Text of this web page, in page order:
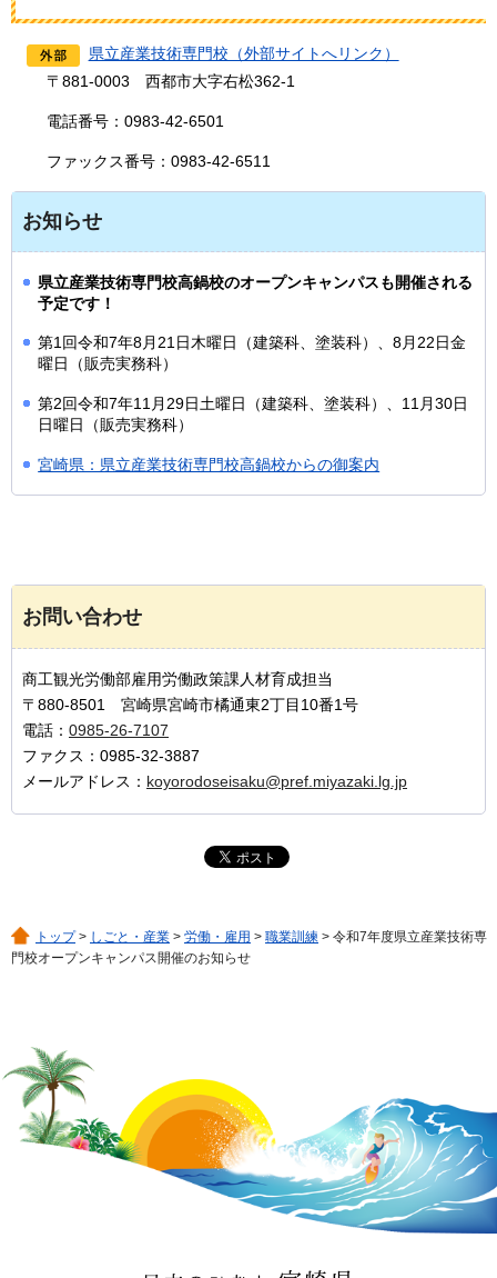
県立産業技術専門校（外部サイトへリンク）
〒881-0003
西都市大字右松362-1
電話番号：0983-42-6501
ファックス番号：0983-42-6511
お知らせ
県立産業技術専門校高鍋校のオープンキャンパスも開催される
予定です！
第1回令和7年8月21日木曜日（建築科、塗装科）、8月22日金
曜日（販売実務科）
第2回令和7年11月29日土曜日（建築科、塗装科）、11月30日
日曜日（販売実務科）
宮崎県：県立産業技術専門校高鍋校からの御案内
お問い合わせ
商工観光労働部雇用労働政策課人材育成担当
〒880-8501 宮崎県宮崎市橘通東2丁目10番1号
電話： 0985-26-7107
ファクス：0985-32-3887
メールアドレス： koyorodoseisaku@pref.miyazaki.lg.jp
トップ> しごと・産業 > 労働・雇用 > 職業訓練 > 令和7年度県立産業技術専
門校オープンキャンパス開催のお知らせ